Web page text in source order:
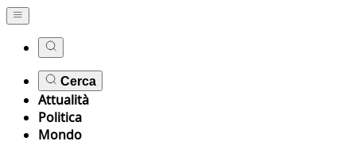
Cerca
Attualità
Politica
Mondo